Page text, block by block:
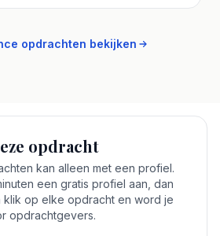
opdrachten bekijken
opdracht
kan alleen met een profiel.
een gratis profiel aan, dan
op elke opdracht en word je
opdrachtgevers.